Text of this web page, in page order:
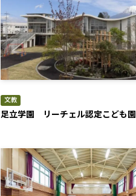
文教
足立学園 リーチェル認定こども園